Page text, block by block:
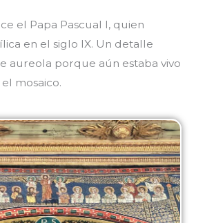
el Papa Pascual I, quien
en el siglo IX. Un detalle
aureola porque aún estaba vivo
mosaico.